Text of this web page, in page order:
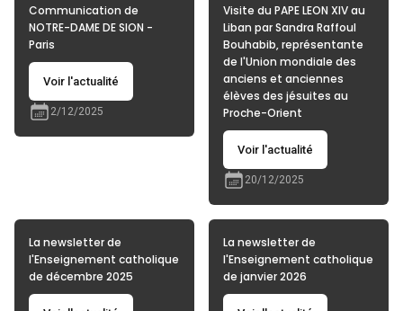
Communication de
NOTRE-DAME DE SION -
Paris
Voir l'actualité
2/12/2025
Visite du PAPE LEON XIV au
Liban par Sandra Raffoul
Bouhabib, représentante
de l'Union mondiale des
anciens et anciennes
élèves des jésuites au
Proche-Orient
Voir l'actualité
20/12/2025
La newsletter de
l'Enseignement catholique
de décembre 2025
La newsletter de
l'Enseignement catholique
de janvier 2026